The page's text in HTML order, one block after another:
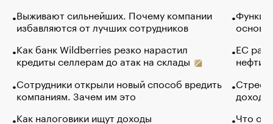
Выживают сильнейших. Почему компании
избавляются от лучших сотрудников
Как банк Wildberries резко нарастил
кредиты селлерам до атак на склады
Сотрудники открыли новый способ вредить
компаниям. Зачем им это
Как налоговики ищут доходы
основ
ЕС
нефти
Что